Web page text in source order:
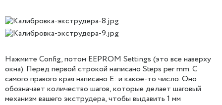
Нажмите Config, потом EEPROM Settings (это все наверху
окна). Перед первой строкой написано Steps per mm. С
самого правого края написано E: и какое-то число. Оно
обозначает количество шагов, которые делает шаговый
механизм вашего экструдера, чтобы выдавить 1 мм